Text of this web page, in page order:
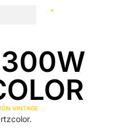
300W
VINTAGE